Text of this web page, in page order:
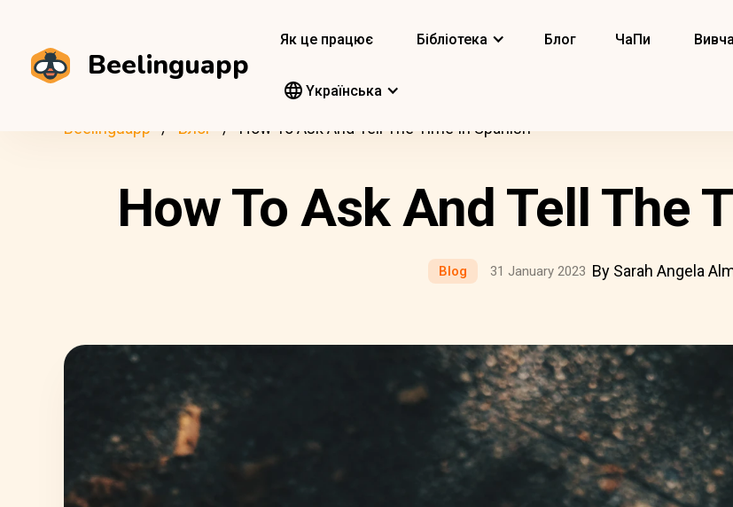
Beelinguapp
Як це працює Бібліотека Блог ЧаПи
Yкраїнська
Beelinguapp Блог How To Ask And Tell The Time In Spanish
How To Ask And Tell The
Blog 31 January 2023 By Sarah Angela